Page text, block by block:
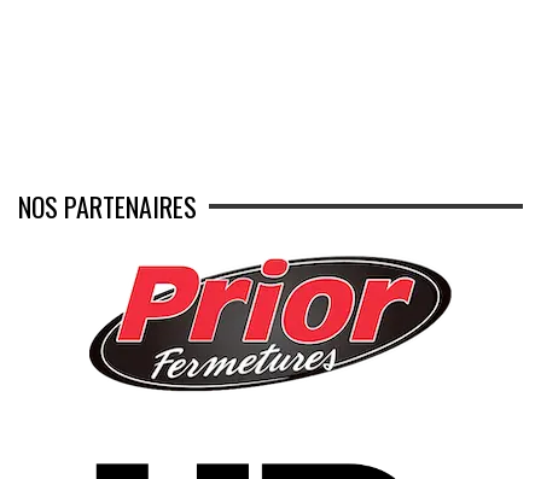
NOS PARTENAIRES